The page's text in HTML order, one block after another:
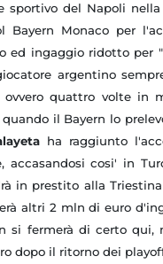
sportivo del Napoli
Bayern Monaco per
ed ingaggio ridotto per
argentino
ovvero quattro volte in
il Bayern lo
ha raggiunto
accasandosi cosi' in
in prestito alla
altri 2 mln di euro
si fermerà di certo qui,
dopo il ritorno dei